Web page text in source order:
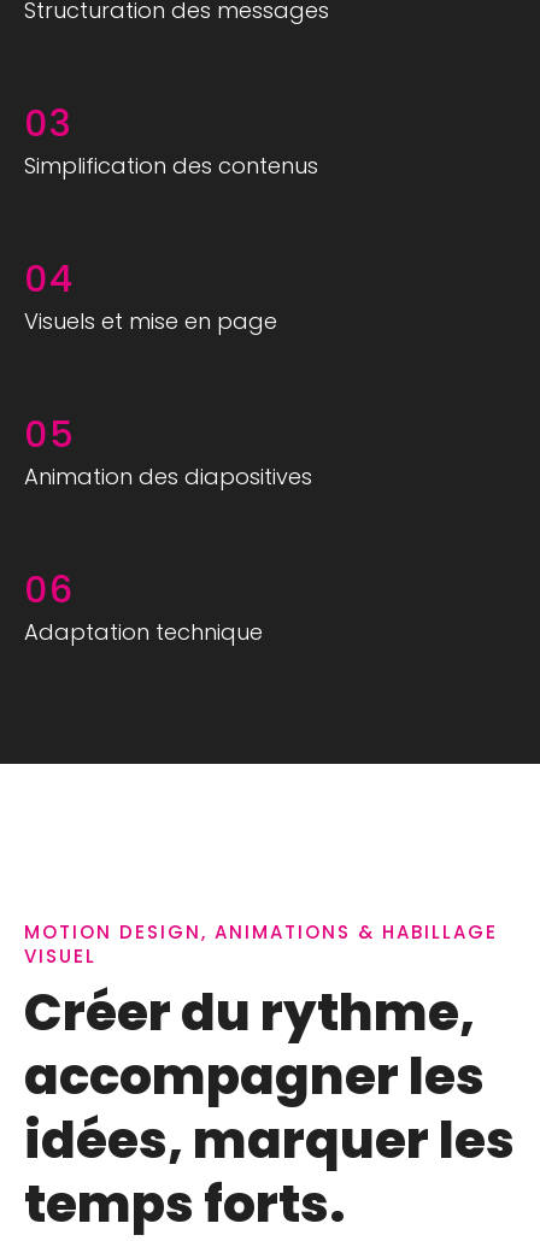
Structuration des messages
03
Simplification des contenus
04
Visuels et mise en page
05
Animation des diapositives
06
Adaptation technique
MOTION DESIGN, ANIMATIONS & HABILLAGE
VISUEL
Créer du rythme,
accompagner les
idées, marquer les
temps forts.